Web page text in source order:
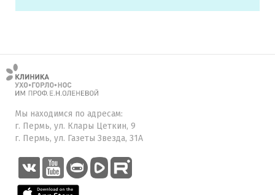
Мы находимся по адресам:
г. Пермь, ул. Клары Цеткин, 9
г. Пермь, ул. Газеты Звезда, 31А